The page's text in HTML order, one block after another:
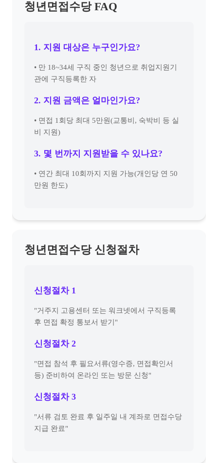
청년면접수당 FAQ
1. 지원 대상은 누구인가요?
• 만 18~34세 구직 중인 청년으로 취업지원기
관에 구직등록한 자
2. 지원 금액은 얼마인가요?
• 면접 1회당 최대 5만원(교통비, 숙박비 등 실
비 지원)
3. 몇 번까지 지원받을 수 있나요?
• 연간 최대 10회까지 지원 가능(개인당 연 50
만원 한도)
청년면접수당 신청절차
신청절차 1
"거주지 고용센터 또는 워크넷에서 구직등록
후 면접 확정 통보서 받기"
신청절차 2
"면접 참석 후 필요서류(영수증, 면접확인서
등) 준비하여 온라인 또는 방문 신청"
신청절차 3
"서류 검토 완료 후 일주일 내 계좌로 면접수당
지급 완료"